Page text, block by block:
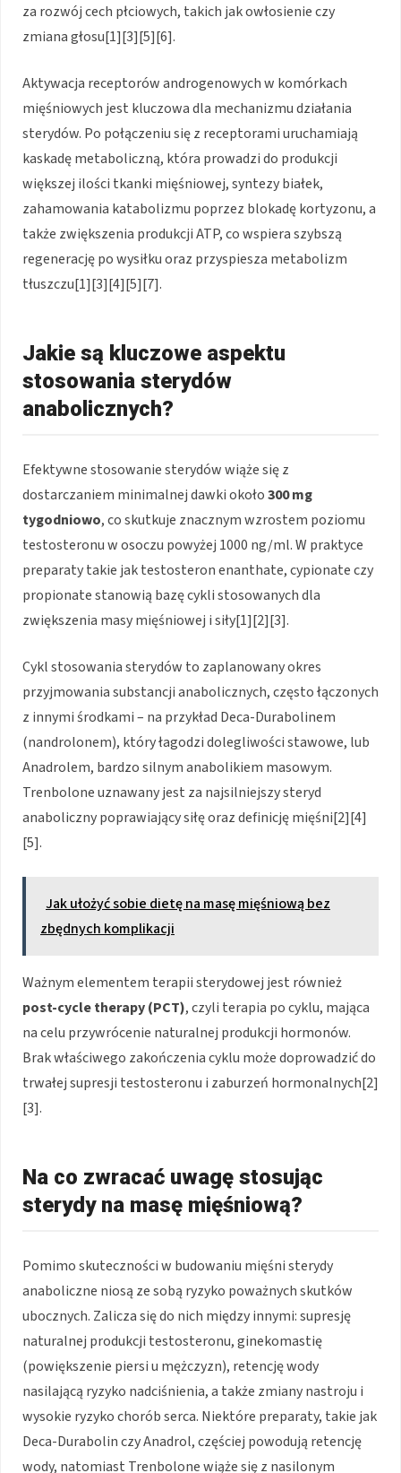
za rozwój cech płciowych, takich jak owłosienie czy
zmiana głosu[1][3][5][6].
Aktywacja receptorów androgenowych w komórkach
mięśniowych jest kluczowa dla mechanizmu działania
sterydów. Po połączeniu się z receptorami uruchamiają
kaskadę metaboliczną, która prowadzi do produkcji
większej ilości tkanki mięśniowej, syntezy białek,
zahamowania katabolizmu poprzez blokadę kortyzonu, a
także zwiększenia produkcji ATP, co wspiera szybszą
regenerację po wysiłku oraz przyspiesza metabolizm
tłuszczu[1][3][4][5][7].
Jakie są kluczowe aspektu
stosowania sterydów
anabolicznych?
Efektywne stosowanie sterydów wiąże się z
dostarczaniem minimalnej dawki około300 mg
tygodniowo, co skutkuje znacznym wzrostem poziomu
testosteronu w osoczu powyżej 1000 ng/ml. W praktyce
preparaty takie jak testosteron enanthate, cypionate czy
propionate stanowią bazę cykli stosowanych dla
zwiększenia masy mięśniowej i siły[1][2][3].
Cykl stosowania sterydów to zaplanowany okres
przyjmowania substancji anabolicznych, często łączonych
z innymi środkami – na przykład Deca-Durabolinem
(nandrolonem), który łagodzi dolegliwości stawowe, lub
Anadrolem, bardzo silnym anabolikiem masowym.
Trenbolone uznawany jest za najsilniejszy steryd
anaboliczny poprawiający siłę oraz definicję mięśni[2][4]
[5].
Jak ułożyć sobie dietę na masę mięśniową bez
zbędnych komplikacji
Ważnym elementem terapii sterydowej jest również
post-cycle therapy (PCT), czyli terapia po cyklu, mająca
na celu przywrócenie naturalnej produkcji hormonów.
Brak właściwego zakończenia cyklu może doprowadzić do
trwałej supresji testosteronu i zaburzeń hormonalnych[2]
[3].
Na co zwracać uwagę stosując
sterydy na masę mięśniową?
Pomimo skuteczności w budowaniu mięśni sterydy
anaboliczne niosą ze sobą ryzyko poważnych skutków
ubocznych. Zalicza się do nich między innymi: supresję
naturalnej produkcji testosteronu, ginekomastię
(powiększenie piersi u mężczyzn), retencję wody
nasilającą ryzyko nadciśnienia, a także zmiany nastroju i
wysokie ryzyko chorób serca. Niektóre preparaty, takie jak
Deca-Durabolin czy Anadrol, częściej powodują retencję
wody, natomiast Trenbolone wiąże się z nasilonym